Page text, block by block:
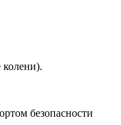
колени).
безопасности